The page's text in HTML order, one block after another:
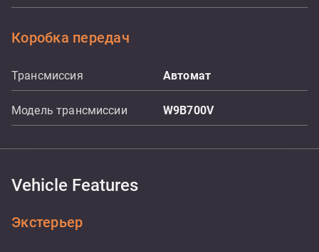
Коробка передач
Трансмиссия Aвтомат
Модель трансмиссии W9B700V
Vehicle Features
Экстерьер